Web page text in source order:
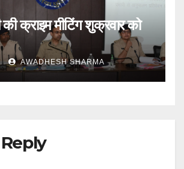
की क्राइम मीटिंग शुक्रवार को
AWADHESH SHARMA